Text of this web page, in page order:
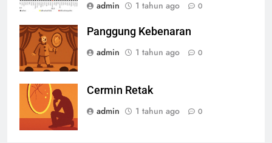
admin
1 tahun ago 0
Panggung Kebenaran
admin
1 tahun ago 0
Cermin Retak
admin
1 tahun ago 0